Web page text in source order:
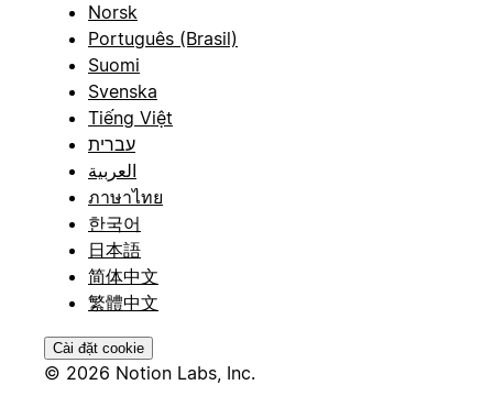
Norsk
Português (Brasil)
Suomi
Svenska
Tiếng Việt
עברית
العربية
ภาษาไทย
한국어
日本語
简体中文
繁體中文
Cài đặt cookie
© 2026 Notion Labs, Inc.